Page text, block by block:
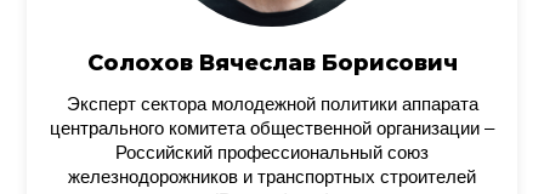
Солохов Вячеслав Борисович
Эксперт сектора молодежной политики аппарата
центрального комитета общественной организации –
Российский профессиональный союз
железнодорожников и транспортных строителей